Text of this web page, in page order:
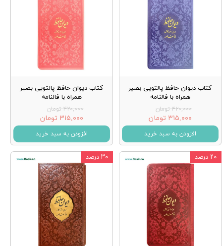
کتاب دیوان حافظ پالتویی بصیر
همراه با فالنامه
۴۲۰,۰۰۰ تومان
۳۱۵,۰۰۰ تومان
افزودن به سبد خرید
کتاب دیوان حافظ پالتویی بصیر
همراه با فالنامه
۴۲۰,۰۰۰ تومان
۳۱۵,۰۰۰ تومان
افزودن به سبد خرید
۲۰ درصد ۳۰ درصد